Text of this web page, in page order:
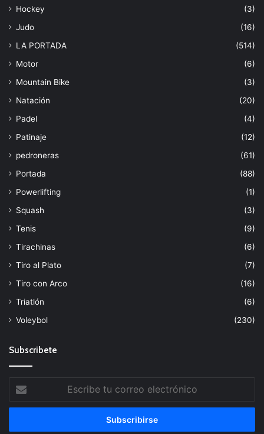
Hockey
(3)
Judo
(16)
LA PORTADA
(514)
Motor
(6)
Mountain Bike
(3)
Natación
(20)
Padel
(4)
Patinaje
(12)
pedroneras
(61)
Portada
(88)
Powerlifting
(1)
Squash
(3)
Tenis
(9)
Tirachinas
(6)
Tiro al Plato
(7)
Tiro con Arco
(16)
Triatlón
(6)
Voleybol
(230)
Subscribete
tu
correo